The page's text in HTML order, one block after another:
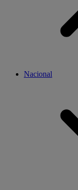
Nacional